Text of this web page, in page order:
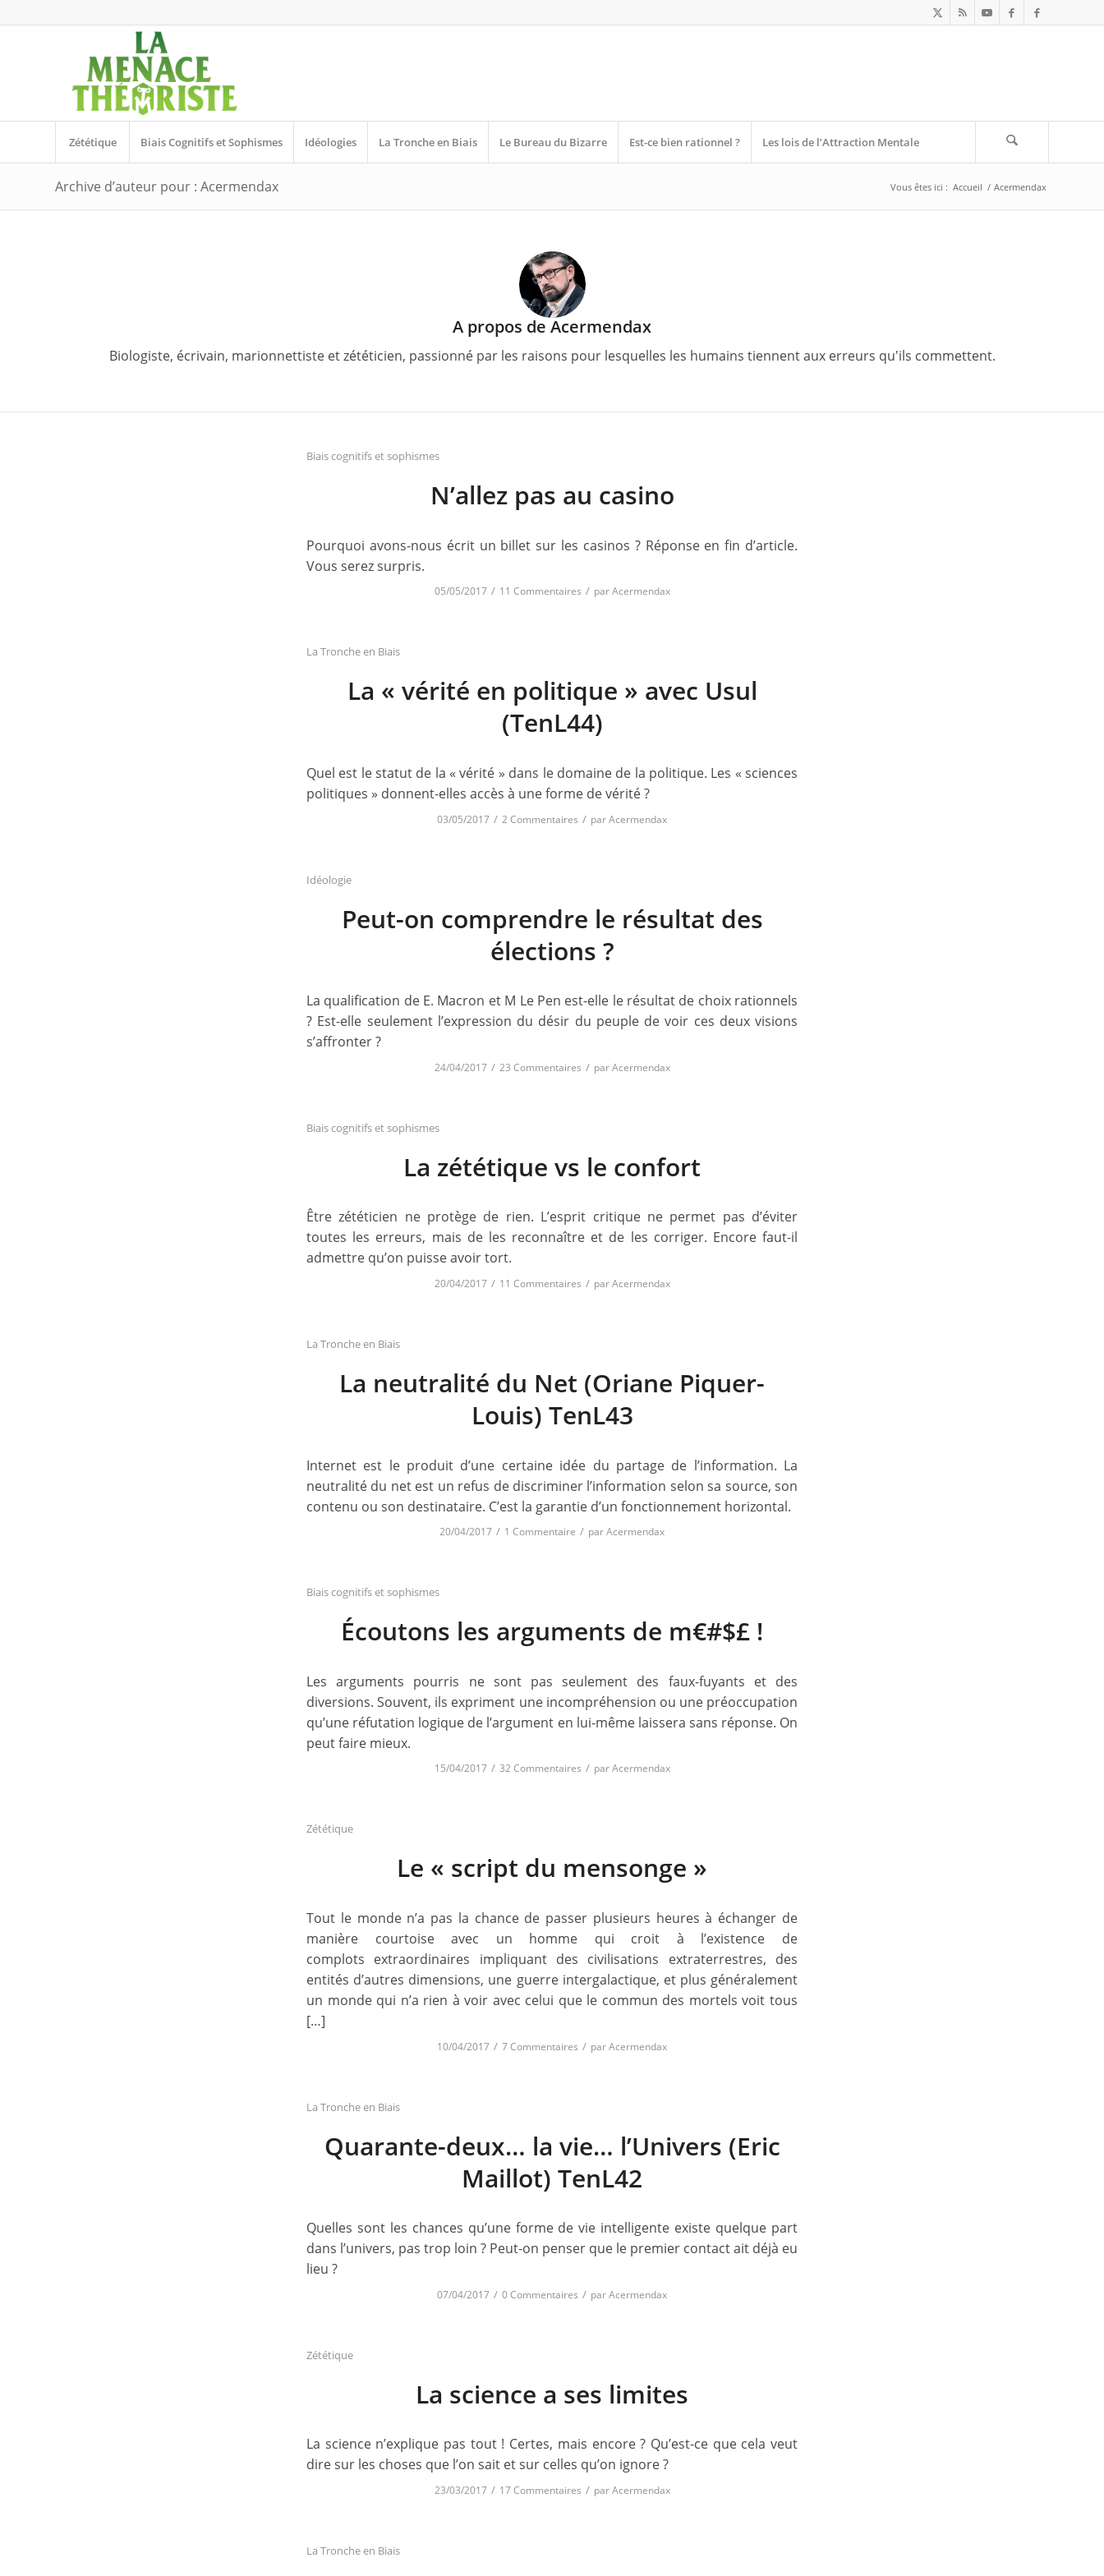
Zététique Biais Cognitifs et Sophismes Idéologies La Tronche en Biais Le Bureau du Bizarre Est-ce bien rationnel ? Les lois de l’Attraction Mentale
Archive d’auteur pour : Acermendax Vous êtes ici : Accueil / Acermendax
A propos de Acermendax
Biologiste, écrivain, marionnettiste et zététicien, passionné par les raisons pour lesquelles les humains tiennent aux erreurs qu'ils commettent.
Biais cognitifs et sophismes
N’allez pas au casino
Pourquoi avons-nous écrit un billet sur les casinos ? Réponse en fin d’article.
Vous serez surpris.
05/05/2017 / 11 Commentaires / parAcermendax
La Tronche en Biais
La « vérité en politique » avec Usul
(TenL44)
Quel est le statut de la « vérité » dans le domaine de la politique. Les « sciences
politiques » donnent-elles accès à une forme de vérité ?
03/05/2017 / 2 Commentaires / parAcermendax
Idéologie
Peut-on comprendre le résultat des
élections ?
La qualification de E. Macron et M Le Pen est-elle le résultat de choix rationnels
? Est-elle seulement l’expression du désir du peuple de voir ces deux visions
s’affronter ?
24/04/2017 / 23 Commentaires / parAcermendax
Biais cognitifs et sophismes
La zététique vs le confort
Être zététicien ne protège de rien. L’esprit critique ne permet pas d’éviter
toutes les erreurs, mais de les reconnaître et de les corriger. Encore faut-il
admettre qu’on puisse avoir tort.
20/04/2017 / 11 Commentaires / parAcermendax
La Tronche en Biais
La neutralité du Net (Oriane Piquer-
Louis) TenL43
Internet est le produit d’une certaine idée du partage de l’information. La
neutralité du net est un refus de discriminer l’information selon sa source, son
contenu ou son destinataire. C’est la garantie d’un fonctionnement horizontal.
20/04/2017 / 1 Commentaire / parAcermendax
Biais cognitifs et sophismes
Écoutons les arguments de m€#$£ !
Les arguments pourris ne sont pas seulement des faux-fuyants et des
diversions. Souvent, ils expriment une incompréhension ou une préoccupation
qu’une réfutation logique de l’argument en lui-même laissera sans réponse. On
peut faire mieux.
15/04/2017 / 32 Commentaires / parAcermendax
Zététique
Le « script du mensonge »
Tout le monde n’a pas la chance de passer plusieurs heures à échanger de
manière courtoise avec un homme qui croit à l’existence de
complots extraordinaires impliquant des civilisations extraterrestres, des
entités d’autres dimensions, une guerre intergalactique, et plus généralement
un monde qui n’a rien à voir avec celui que le commun des mortels voit tous
[…]
10/04/2017 / 7 Commentaires / parAcermendax
La Tronche en Biais
Quarante-deux… la vie… l’Univers (Eric
Maillot) TenL42
Quelles sont les chances qu’une forme de vie intelligente existe quelque part
dans l’univers, pas trop loin ? Peut-on penser que le premier contact ait déjà eu
lieu ?
07/04/2017 / 0 Commentaires / parAcermendax
Zététique
La science a ses limites
La science n’explique pas tout ! Certes, mais encore ? Qu’est-ce que cela veut
dire sur les choses que l’on sait et sur celles qu’on ignore ?
23/03/2017 / 17 Commentaires / parAcermendax
La Tronche en Biais